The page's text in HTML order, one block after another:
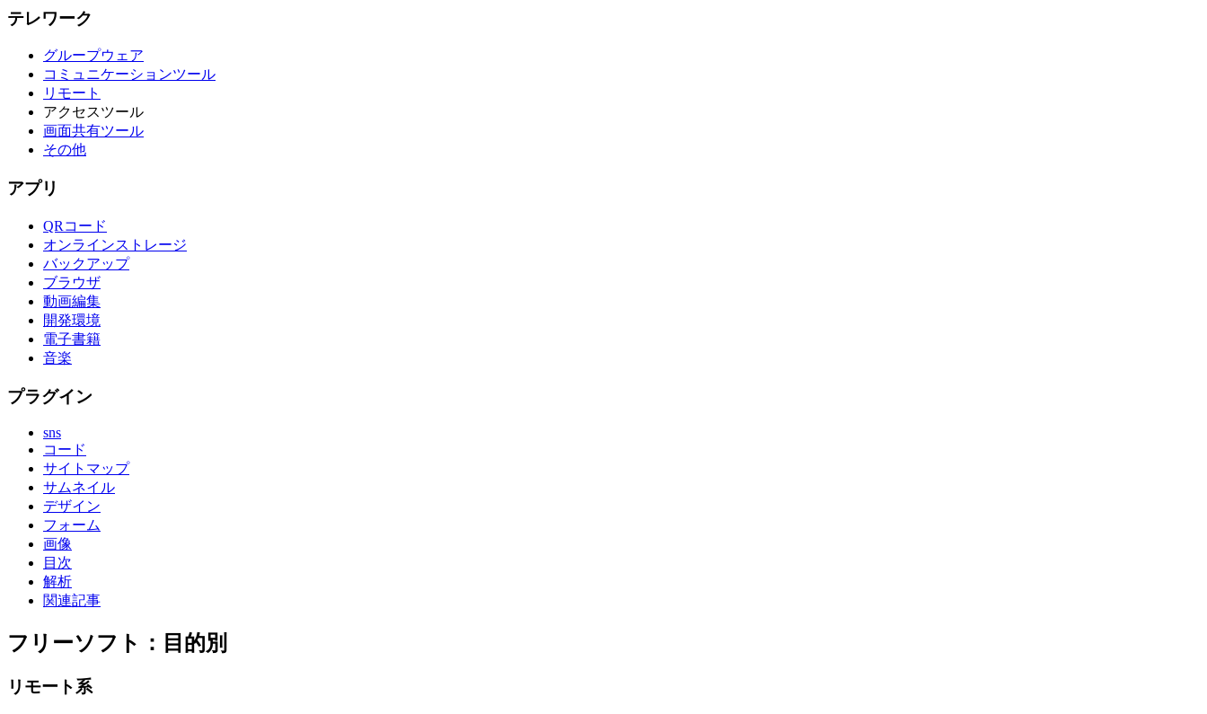
テレワーク
グループウェア
コミュニケーションツール
リモート
アクセスツール
画面共有ツール
その他
アプリ
QRコード
オンラインストレージ
バックアップ
ブラウザ
動画編集
開発環境
電子書籍
音楽
プラグイン
sns
コード
サイトマップ
サムネイル
デザイン
フォーム
画像
目次
解析
関連記事
フリーソフト：目的別
リモート系